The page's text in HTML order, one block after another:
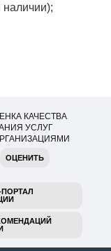
наличии);
КАЧЕСТВА
УСЛУГ
ОЦЕНИТЬ